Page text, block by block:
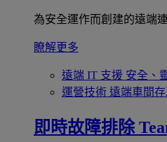
為安全運作而創建的遠端
瞭解更多
遠端 IT 支援 安全、
運營技術 遠端車間存
即時故障排除